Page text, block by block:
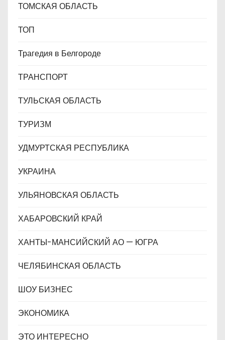
ТОМСКАЯ ОБЛАСТЬ
ТОП
Трагедия в Белгороде
ТРАНСПОРТ
ТУЛЬСКАЯ ОБЛАСТЬ
ТУРИЗМ
УДМУРТСКАЯ РЕСПУБЛИКА
УКРАИНА
УЛЬЯНОВСКАЯ ОБЛАСТЬ
ХАБАРОВСКИЙ КРАЙ
ХАНТЫ-МАНСИЙСКИЙ АО — ЮГРА
ЧЕЛЯБИНСКАЯ ОБЛАСТЬ
ШОУ БИЗНЕС
ЭКОНОМИКА
ЭТО ИНТЕРЕСНО